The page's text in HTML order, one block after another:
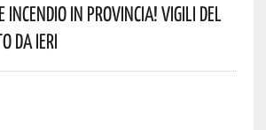
Incendio In Provincia! Vigili Del
Da Ieri